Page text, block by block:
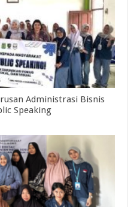
Administrasi Bisnis
Speaking